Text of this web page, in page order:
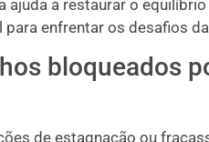
ajuda a restaurar o
para enfrentar os desafios
bloqueados
de estagnação ou